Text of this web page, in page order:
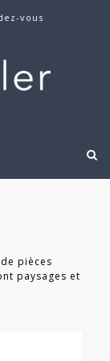
vous
pièces
paysages et